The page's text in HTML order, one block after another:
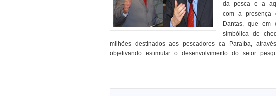
da pesca e a
com a presença
Dantas, que em
simbólica de
milhões destinados aos pescadores da Paraíba,
objetivando estimular o desenvolvimento do setor